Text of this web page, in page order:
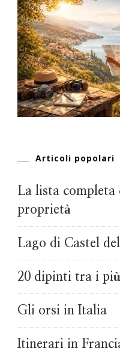
Articoli popolari
La lista completa
proprietà
Lago di Castel
20 dipinti tra i
Gli orsi in Italia
Itinerari in